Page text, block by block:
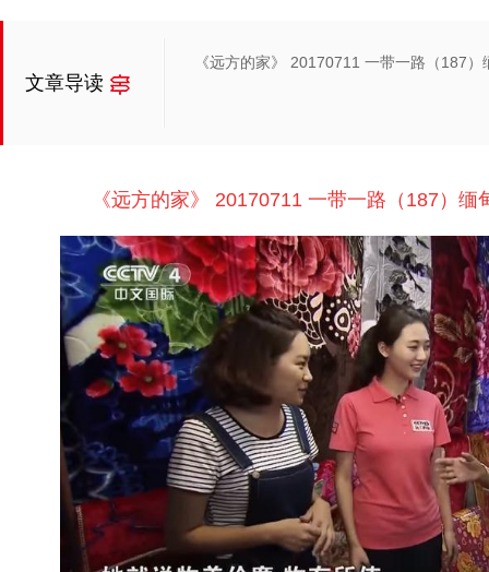
文章导读
《远方的家》 20170711 一带一路（187
《远方的家》 20170711 一带一路（187）